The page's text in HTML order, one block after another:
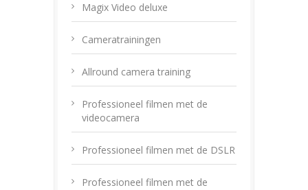
Magix Video deluxe
Cameratrainingen
Allround camera training
Professioneel filmen met de
videocamera
Professioneel filmen met de DSLR
Professioneel filmen met de